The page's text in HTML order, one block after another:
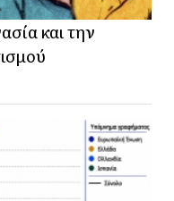
και την